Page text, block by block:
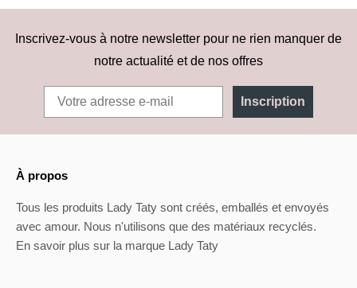
Inscrivez-vous à notre newsletter pour ne rien manquer de
notre actualité et de nos offres
Inscription
À propos
Tous les produits Lady Taty sont créés, emballés et envoyés
avec amour. Nous n'utilisons que des matériaux recyclés.
En savoir plus sur la marque Lady Taty